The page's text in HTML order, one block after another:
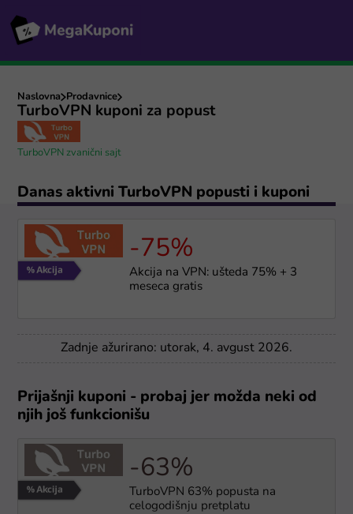
Naslovna Prodavnice
TurboVPN kuponi za popust
TurboVPN zvanični sajt
Danas aktivni TurboVPN popusti i kuponi
-75%
Akcija na VPN: ušteda 75% + 3
meseca gratis
Zadnje ažurirano: utorak, 4. avgust 2026.
Prijašnji kuponi - probaj jer možda neki od
njih još funkcionišu
-63%
TurboVPN 63% popusta na
celogodišnju pretplatu